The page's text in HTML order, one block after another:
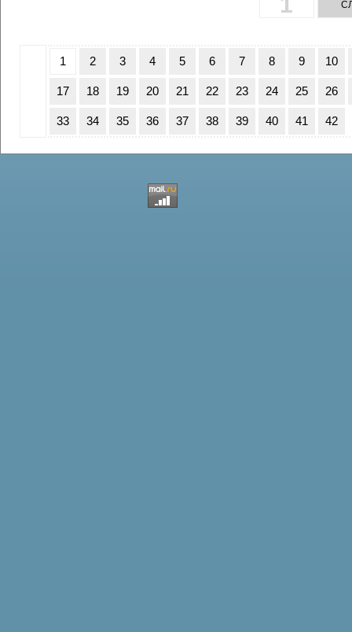
1 2 3 4 5 6 7 8 9 10
17 18 19 20 21 22 23 24 25 26
33 34 35 36 37 38 39 40 41 42